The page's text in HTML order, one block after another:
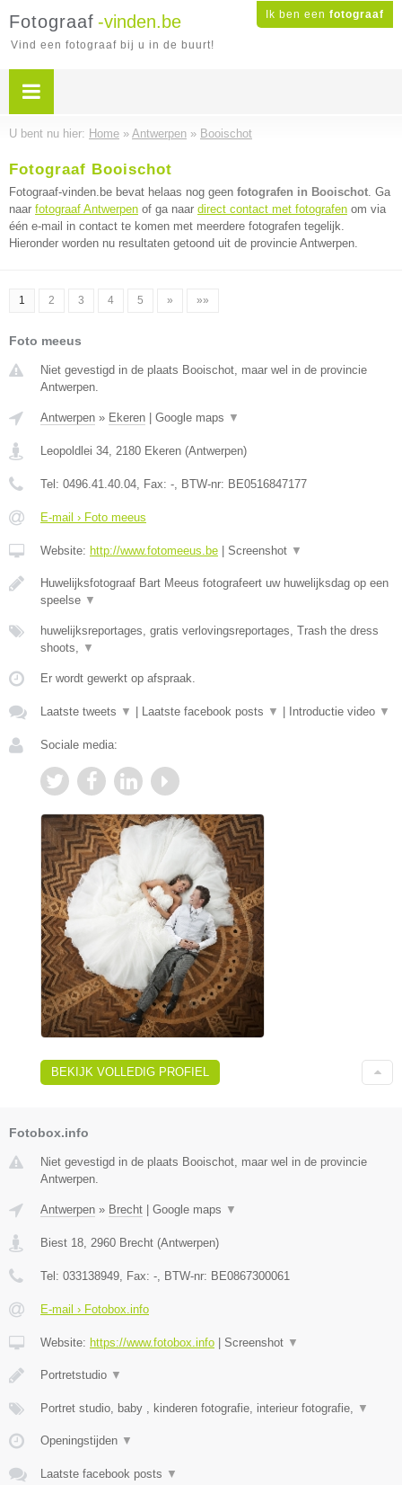
Ik ben een fotograaf
Fotograaf -vinden.be
Vind een fotograaf bij u in de buurt!
U bent nu hier: Home » Antwerpen » Booischot
Fotograaf Booischot
Fotograaf-vinden.be bevat helaas nog geen fotografen in Booischot. Ga
naar fotograaf Antwerpen of ga naar direct contact met fotografen om via
één e-mail in contact te komen met meerdere fotografen tegelijk.
Hieronder worden nu resultaten getoond uit de provincie Antwerpen.
1 2 3 4 5 » »»
Foto meeus
Niet gevestigd in de plaats Booischot, maar wel in de provincie
Antwerpen.
Antwerpen » Ekeren Google maps ▼
Leopoldlei 34, 2180 Ekeren (Antwerpen)
Tel: 0496.41.40.04, Fax: -, BTW-nr: BE0516847177
E-mail › Foto meeus
Website: http://www.fotomeeus.be Screenshot ▼
Huwelijksfotograaf Bart Meeus fotografeert uw huwelijksdag op een
speelse ▼
huwelijksreportages, gratis verlovingsreportages, Trash the dress
shoots, ▼
Er wordt gewerkt op afspraak.
Laatste tweets ▼ Laatste facebook posts ▼ Introductie video ▼
Sociale media:
BEKIJK VOLLEDIG PROFIEL
Fotobox.info
Niet gevestigd in de plaats Booischot, maar wel in de provincie
Antwerpen.
Antwerpen » Brecht Google maps ▼
Biest 18, 2960 Brecht (Antwerpen)
Tel: 033138949, Fax: -, BTW-nr: BE0867300061
E-mail › Fotobox.info
Website: https://www.fotobox.info Screenshot ▼
Portretstudio ▼
Portret studio, baby , kinderen fotografie, interieur fotografie, ▼
Openingstijden ▼
Laatste facebook posts ▼